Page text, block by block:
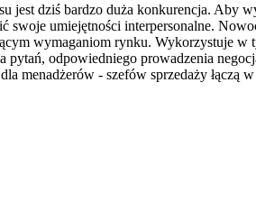
jest dziś bardzo duża konkurencja.
umiejętności interpersonalne.
wymaganiom rynku. Wykorzystuje
odpowiedniego prowadzenia
menadżerów - szefów sprzedaży